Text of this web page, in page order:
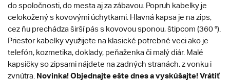
do spoločnosti, do mesta aj za zábavou. Popruh kabelky je
celokožený s kovovými úchytkami. Hlavná kapsa je na zips,
cez ňu prechádza širší pás s kovovou sponou, štipcom (360 °).
Priestor kabelky využijete na klasické potrebné veci ako je
telefón, kozmetika, doklady, peňaženka či malý diár. Malé
kapsičky so zipsami nájdete na zadných stranách, z vonku i
zvnútra. Novinka!Objednajte ešte dnes a vyskúšajte! Vrátiť